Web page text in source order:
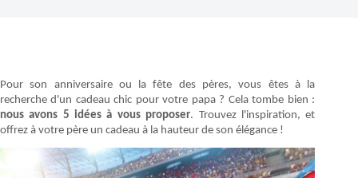
Pour son anniversaire ou la fête des pères, vous êtes à la
recherche d'un cadeau chic pour votre papa ? Cela tombe bien :
nous avons 5 idées à vous proposer. Trouvez l'inspiration, et
offrez à votre père un cadeau à la hauteur de son élégance !